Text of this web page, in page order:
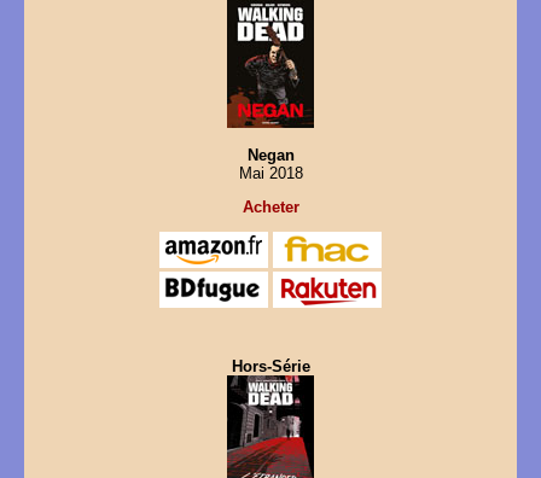
Negan
Mai 2018
Acheter
Hors-Série